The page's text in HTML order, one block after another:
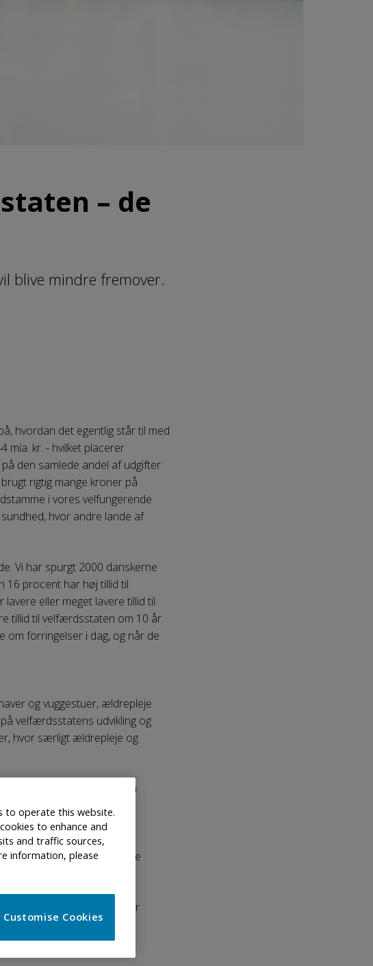
– de
blive mindre fremover.
hvordan det egentlig står til med
mia. kr. - hvilket placerer
den samlede andel af udgifter
rigtig mange kroner på
i vores velfungerende
hvor andre lande af
Vi har spurgt 2000 danskerne
16 procent har høj tillid til
eller meget lavere tillid til
tillid til velfærdsstaten om 10 år.
om forringelser i dag, og når de
og vuggestuer, ældrepleje
velfærdsstatens udvikling og
hvor særligt ældrepleje og
Med beundring. Så
til service fra
kvaliteten uden at øge
anvendes 1.144 milliarder
skal vi sænke
to operate this website.
to enhance and
and traffic sources,
information, please
Customise Cookies